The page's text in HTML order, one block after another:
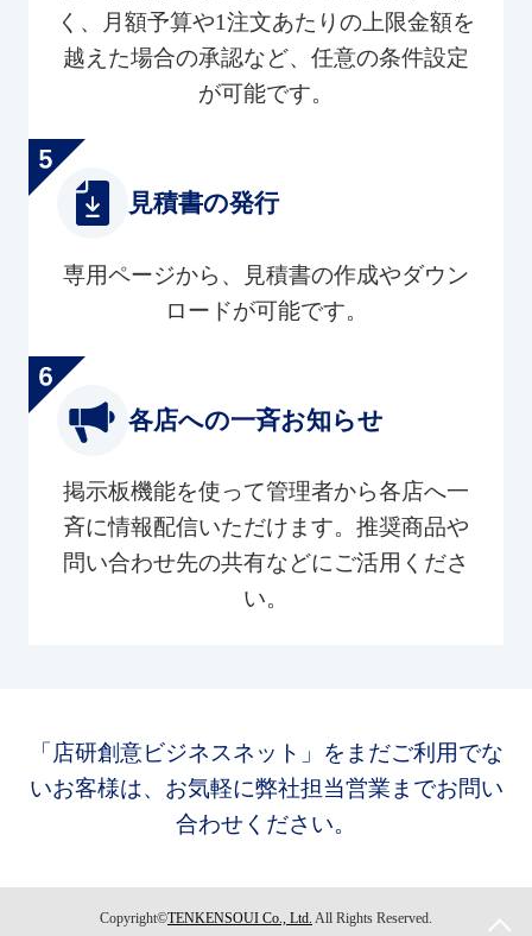
く、月額予算や1注文あたりの上限金額を
越えた場合の承認など、任意の条件設定
が可能です。
見積書の発行
専用ページから、見積書の作成やダウン
ロードが可能です。
各店への一斉お知らせ
掲示板機能を使って管理者から各店へ一
斉に情報配信いただけます。推奨商品や
問い合わせ先の共有などにご活用くださ
い。
「店研創意ビジネスネット」をまだご利用でな
いお客様は、お気軽に弊社担当営業までお問い
合わせください。
Copyright©TENKENSOUI Co., Ltd. All Rights Reserved.